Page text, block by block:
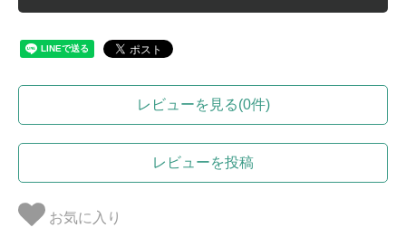
レビューを見る(0件)
レビューを投稿
お気に入り